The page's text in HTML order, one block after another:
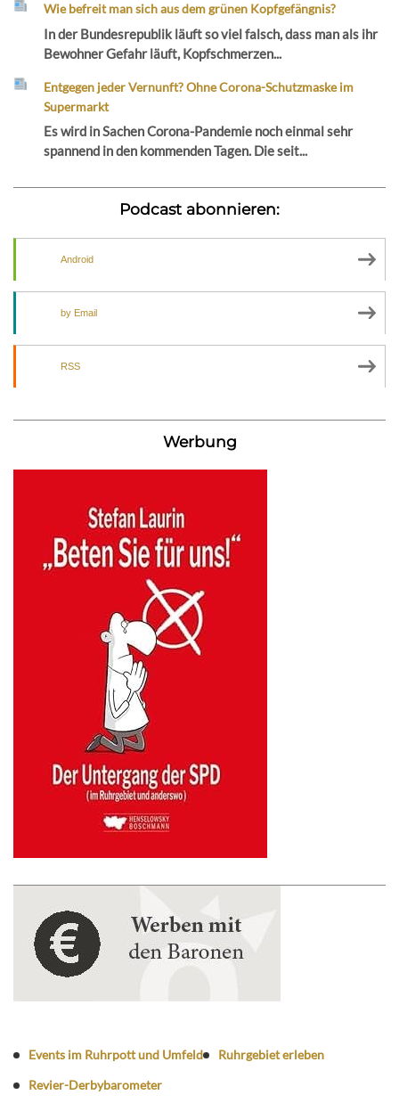
Wie befreit man sich aus dem grünen Kopfgefängnis?
In der Bundesrepublik läuft so viel falsch, dass man als ihr
Bewohner Gefahr läuft, Kopfschmerzen...
Entgegen jeder Vernunft? Ohne Corona-Schutzmaske im
Supermarkt
Es wird in Sachen Corona-Pandemie noch einmal sehr
spannend in den kommenden Tagen. Die seit...
Podcast abonnieren:
Android
by Email
RSS
Werbung
Events im Ruhrpott und Umfeld
Ruhrgebiet erleben
Revier-Derbybarometer